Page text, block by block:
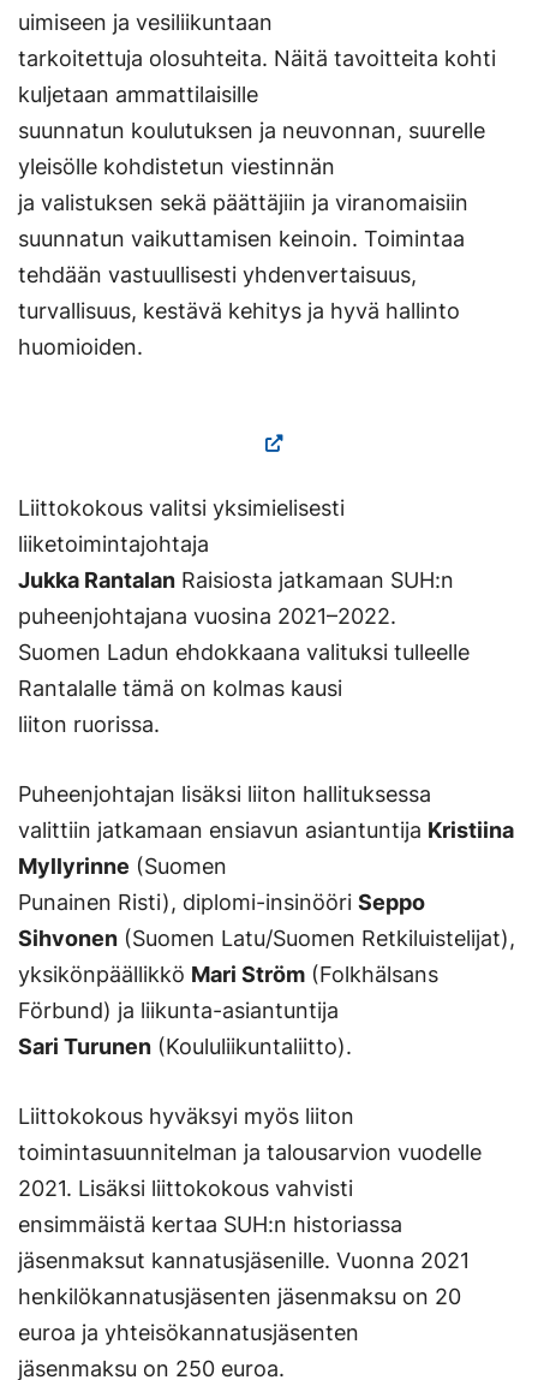
uimiseen ja vesiliikuntaan
tarkoitettuja olosuhteita. Näitä tavoitteita kohti
kuljetaan ammattilaisille
suunnatun koulutuksen ja neuvonnan, suurelle
yleisölle kohdistetun viestinnän
ja valistuksen sekä päättäjiin ja viranomaisiin
suunnatun vaikuttamisen keinoin. Toimintaa
tehdään vastuullisesti yhdenvertaisuus,
turvallisuus, kestävä kehitys ja hyvä hallinto
huomioiden.
Liittokokous valitsi yksimielisesti
liiketoimintajohtaja
Jukka Rantalan Raisiosta jatkamaan SUH:n
puheenjohtajana vuosina 2021–2022.
Suomen Ladun ehdokkaana valituksi tulleelle
Rantalalle tämä on kolmas kausi
liiton ruorissa.
Puheenjohtajan lisäksi liiton hallituksessa
valittiin jatkamaan ensiavun asiantuntija Kristiina
Myllyrinne (Suomen
Punainen Risti), diplomi-insinööri Seppo
Sihvonen (Suomen Latu/Suomen Retkiluistelijat),
yksikönpäällikkö Mari Ström (Folkhälsans
Förbund) ja liikunta-asiantuntija
Sari Turunen (Koululiikuntaliitto).
Liittokokous hyväksyi myös liiton
toimintasuunnitelman ja talousarvion vuodelle
2021. Lisäksi liittokokous vahvisti
ensimmäistä kertaa SUH:n historiassa
jäsenmaksut kannatusjäsenille. Vuonna 2021
henkilökannatusjäsenten jäsenmaksu on 20
euroa ja yhteisökannatusjäsenten
jäsenmaksu on 250 euroa.